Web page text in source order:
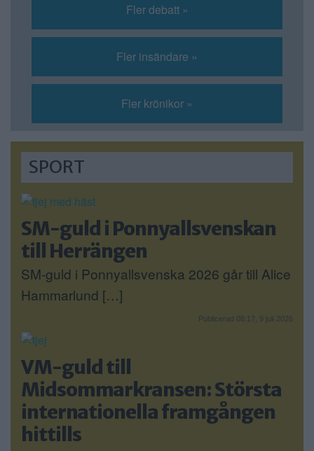
Fler debatt »
Fler insändare »
Fler krönikor »
SPORT
SM-guld i Ponnyallsvenskan
till Herrängen
SM-guld i Ponnyallsvenska 2026 går till Alice
Hammarlund […]
Publicerad 08:17, 9 juli 2026
VM-guld till
Midsommarkransen: Största
internationella framgången
hittills